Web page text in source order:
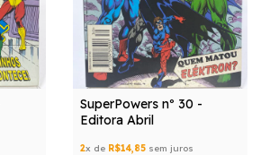
SuperPowers nº 30 -
Editora Abril
2x de R$14,85 sem juros